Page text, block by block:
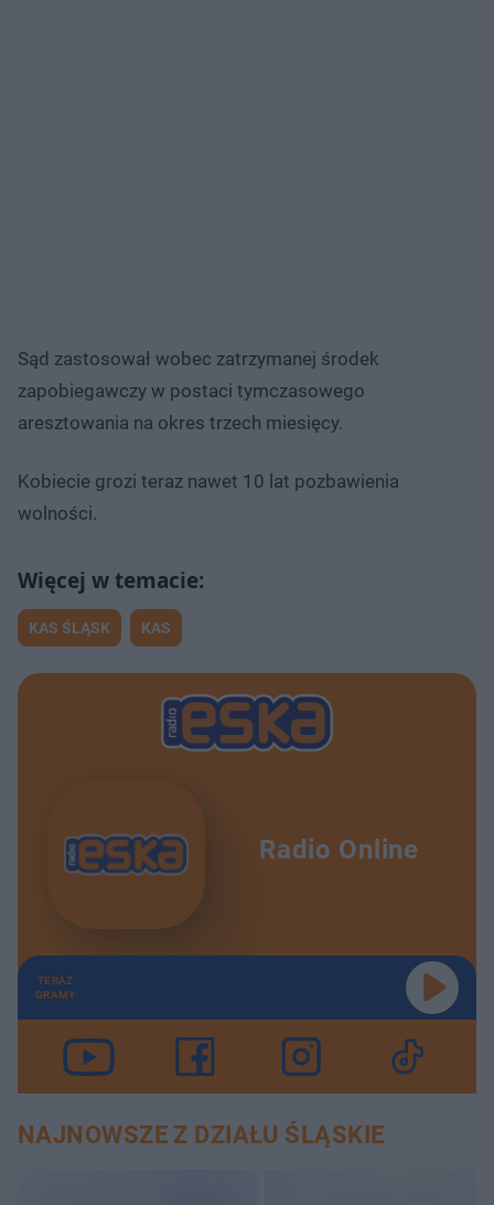
Sąd zastosował wobec zatrzymanej środek
zapobiegawczy w postaci tymczasowego
aresztowania na okres trzech miesięcy.
Kobiecie grozi teraz nawet 10 lat pozbawienia
wolności.
KAS ŚLĄSK KAS
Radio Online
TERAZ
GRAMY
NAJNOWSZE Z DZIAŁU ŚLĄSKIE